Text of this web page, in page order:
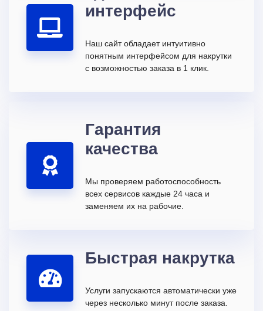
интерфейс
Наш сайт обладает интуитивно
понятным интерфейсом для накрутки
с возможностью заказа в 1 клик.
Гарантия
качества
Мы проверяем работоспособность
всех сервисов каждые 24 часа и
заменяем их на рабочие.
Быстрая накрутка
Услуги запускаются автоматически уже
через несколько минут после заказа.